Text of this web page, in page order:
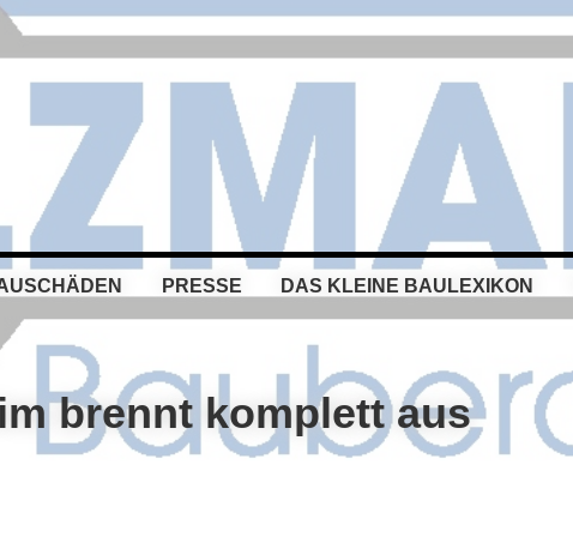
PRESSE DAS KLEINE BAULEXIKON
brennt komplett aus